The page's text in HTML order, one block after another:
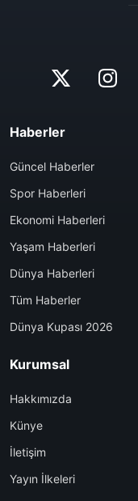
Haberler
Güncel Haberler
Spor Haberleri
Ekonomi Haberleri
Yaşam Haberleri
Dünya Haberleri
Tüm Haberler
Dünya Kupası 2026
Kurumsal
Hakkımızda
Künye
İletişim
Yayın İlkeleri